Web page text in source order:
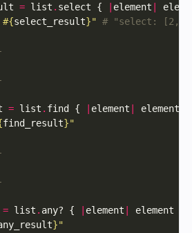
= list . select { element
#{select_result}" # "select: [2,
= list . find { element element
find_result}"
= list . any? { element element
}"